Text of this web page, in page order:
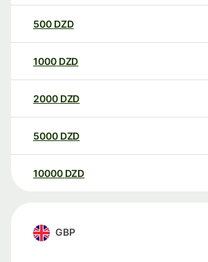
500 DZD
1000 DZD
2000 DZD
5000 DZD
10000 DZD
GBP